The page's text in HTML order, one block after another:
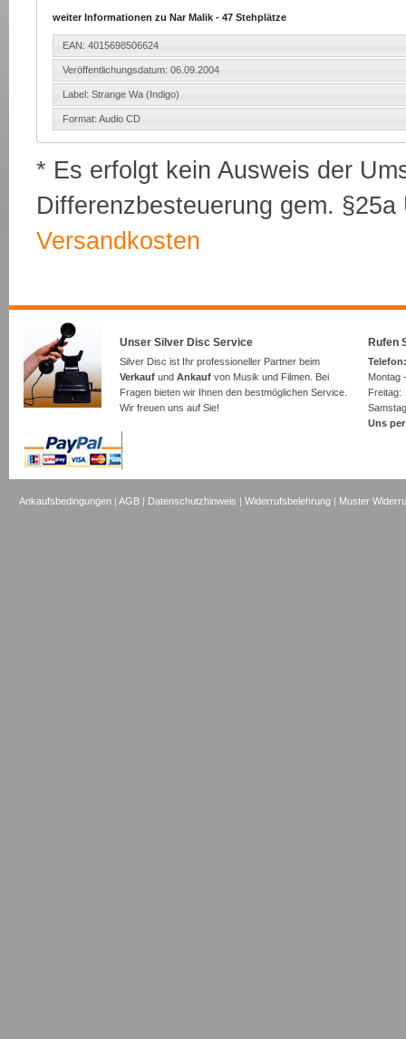
weiter Informationen zu Nar Malik - 47 Stehplätze
EAN: 4015698506624
Veröffentlichungsdatum: 06.09.2004
Label: Strange Wa (Indigo)
Format: Audio CD
* Es erfolgt kein Ausweis der
Differenzbesteuerung gem.
Versandkosten
Unser Silver Disc Service
Silver Disc ist Ihr professioneller Partner beim
Verkauf und Ankauf von Musik und Filmen. Bei
Fragen bieten wir Ihnen den bestmöglichen Service.
Wir freuen uns auf Sie!
Rufen
Montag
Uns
Ankaufsbedingungen |AGB | Datenschutzhinweis |Widerrufsbelehrung | Muster